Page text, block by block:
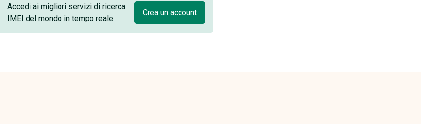
Accedi ai migliori servizi di ricerca
IMEI del mondo in tempo reale.
Crea un account